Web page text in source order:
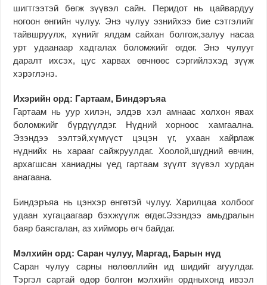
шигтгээтэй бөгж зүүвэл сайн. Перидот нь цайвардуу
ногоон өнгийн чулуу. Энэ чулуу эзнийхээ бие сэтгэлийг
тайвшруулж, хүнийг ялдам сайхан болгож,залуу насаа
урт удаанаар хадгалах боломжийг өгдөг. Энэ чулууг
даралт ихсэх, цус харвах өвчнөөс сэргийлэхэд зүүж
хэрэглэнэ.
Ихэрийн орд: Гартаам, Биндэръяа
Гартаам нь уур хилэн, элдэв хэл амнаас холхон явах
боломжийг бүрдүүлдэг. Нүдний хорноос хамгаална.
Эзэндээ ээлтэй,хүмүүст цэцэн үг, ухаан хайрлаж
нүднийх нь харааг сайжруулдаг. Хоолой,шүдний өвчин,
архагшсан ханиадны үед гартаам зүүлт зүүвэл хурдан
анагаана.
Биндэръяа нь цэнхэр өнгөтэй чулуу. Харилцаа холбоог
удаан хугацаагаар бэхжүүлж өгдөг.Эзэндээ амьдралын
баяр баясгалан, аз хийморь өгч байдаг.
Мэлхийн орд: Саран чулуу, Маргад, Барын нүд
Саран чулуу сарны нөлөөллийн ид шидийг агуулдаг.
Тэргэл сартай өдөр болгон мэлхийн ордныхонд ивээл